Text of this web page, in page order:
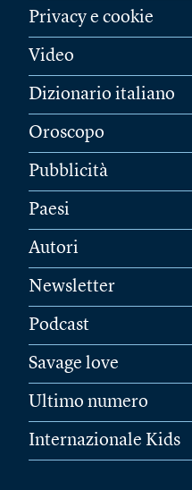
Privacy e cookie
Video
Dizionario italiano
Oroscopo
Pubblicità
Paesi
Autori
Newsletter
Podcast
Savage love
Ultimo numero
Internazionale Kids